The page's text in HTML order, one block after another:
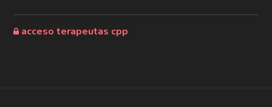
acceso terapeutas cpp